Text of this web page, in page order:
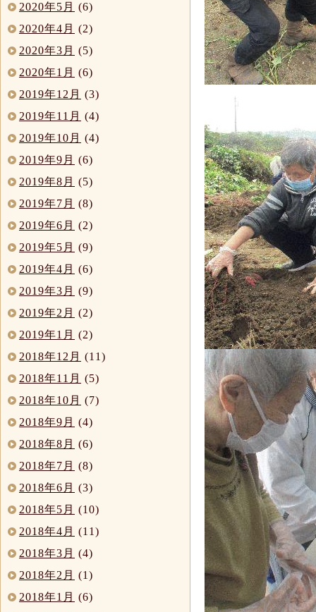
2020年5月 (6)
2020年4月 (2)
2020年3月 (5)
2020年1月 (6)
2019年12月 (3)
2019年11月 (4)
2019年10月 (4)
2019年9月 (6)
2019年8月 (5)
2019年7月 (8)
2019年6月 (2)
2019年5月 (9)
2019年4月 (6)
2019年3月 (9)
2019年2月 (2)
2019年1月 (2)
2018年12月 (11)
2018年11月 (5)
2018年10月 (7)
2018年9月 (4)
2018年8月 (6)
2018年7月 (8)
2018年6月 (3)
2018年5月 (10)
2018年4月 (11)
2018年3月 (4)
2018年2月 (1)
2018年1月 (6)